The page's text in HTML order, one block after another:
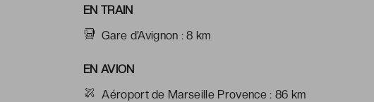
EN TRAIN
Gare d'Avignon : 8 km
EN AVION
Aéroport de Marseille Provence : 86 km